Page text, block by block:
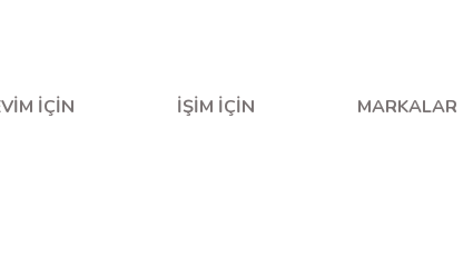
İÇİN İŞİM İÇİN MARKALAR